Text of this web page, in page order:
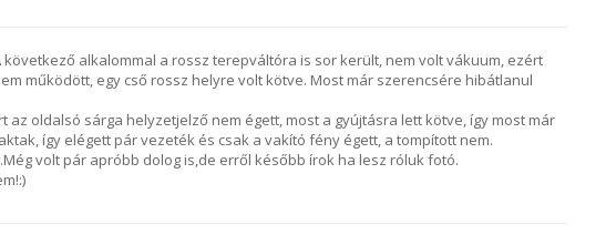
következő alkalommal a rossz terepváltóra is sor került, nem volt vákuum, ezért
működött, egy cső rossz helyre volt kötve. Most már szerencsére hibátlanul
az oldalsó sárga helyzetjelző nem égett, most a gyújtásra lett kötve, így most már
így elégett pár vezeték és csak a vakító fény égett, a tompított nem.
volt pár apróbb dolog is,de erről később írok ha lesz róluk fotó.